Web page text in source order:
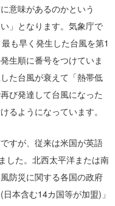
意味があるのかという
」となります。気象庁で
も早く発生した台風を第1
生順に番号をつけていま
た台風が衰えて「熱帯低
び発達して台風になった
るようになっています。
すが、従来は米国が英語
した。北西太平洋または南
防災に関する各国の政府
本含む14カ国等が加盟)」